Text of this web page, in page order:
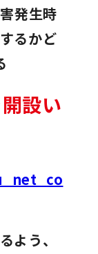
発生時
るかど
設い
よう、